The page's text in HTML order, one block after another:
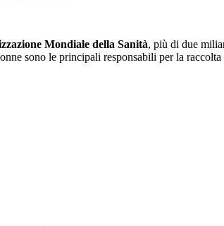
Mondiale della Sanità, più di due
sono le principali responsabili per la